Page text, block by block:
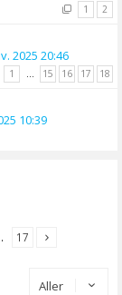
1 2
2025 20:46
1 … 15 16 17 18
10:39
17
Aller